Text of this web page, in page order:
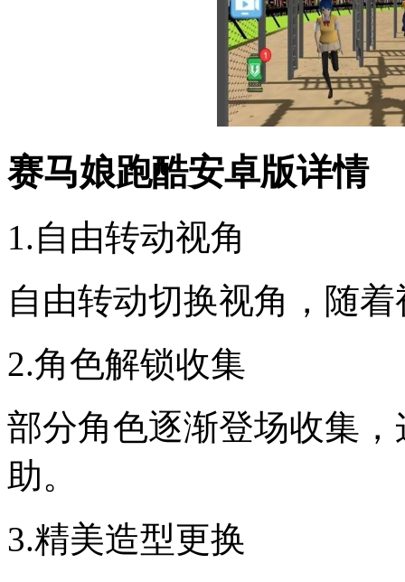
赛马娘跑酷安卓版详情
1.自由转动视角
自由转动切换视角，随
2.角色解锁收集
部分角色逐渐登场收集
助。
3.精美造型更换